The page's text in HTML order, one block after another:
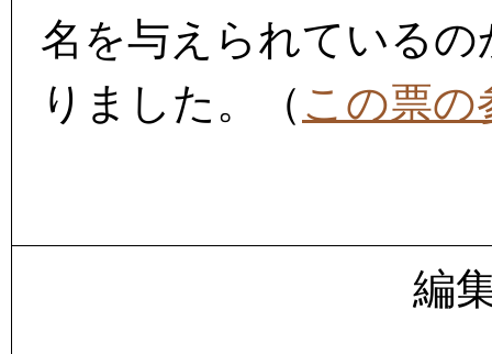
名を与えられている
りました。（ この票の
編